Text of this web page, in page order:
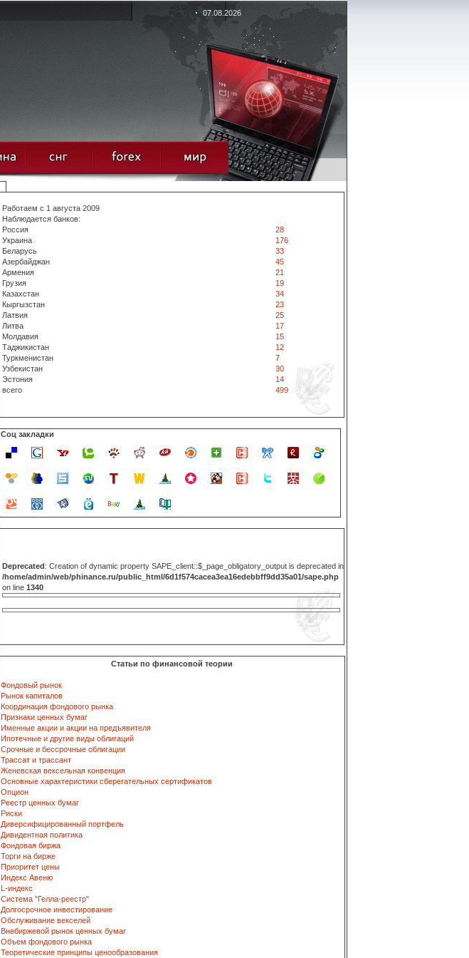
07.08.2026
Работаем с 1 августа 2009
Наблюдается банков:
Россия
28
Украина
176
Беларусь
33
Азербайджан
45
Армения
21
Грузия
19
Казахстан
34
Кыргызстан
23
Латвия
25
Литва
17
Молдавия
15
Таджикистан
12
Туркменистан
7
Узбекистан
30
Эстония
14
всего
499
Соц закладки
Deprecated: Creation of dynamic property SAPE_client::$_page_obligatory_output is deprecated in
/home/admin/web/phinance.ru/public_html/6d1f574cacea3ea16edebbff9dd35a01/sape.php
on line 1340
Статьи по финансовой теории
Фондовый рынок
Рынок капиталов
Координация фондового рынка
Признаки ценных бумаг
Именные акции и акции на предъявителя
Ипотечные и другие виды облигаций
Срочные и бессрочные облигации
Трассат и трассант
Женевская вексельная конвенция
Основные характеристики сберегательных сертификатов
Опцион
Реестр ценных бумаг
Риски
Диверсифицированный портфель
Дивидентная политика
Фондовая биржа
Торги на бирже
Приоритет цены
Индекс Авеню
L-индекс
Система "Гелла-реестр"
Долгосрочное инвестирование
Обслуживание векселей
Внебиржевой рынок ценных бумаг
Объем фондового рынка
Теоретические принципы ценообразования